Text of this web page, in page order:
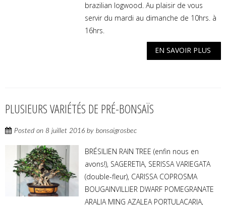
brazilian logwood. Au plaisir de vous
servir du mardi au dimanche de 10hrs. à
16hrs.
EN SAVOIR PLUS
PLUSIEURS VARIÉTÉS DE PRÉ-BONSAÏS
Posted on 8 juillet 2016 by bonsaigrosbec
BRÉSILIEN RAIN TREE (enfin nous en
avons!), SAGERETIA, SERISSA VARIEGATA
(double-fleur), CARISSA COPROSMA
BOUGAINVILLIER DWARF POMEGRANATE
ARALIA MING AZALEA PORTULACARIA,